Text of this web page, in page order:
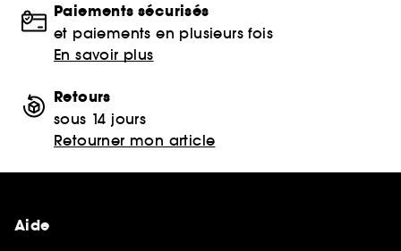
Paiements sécurisés
et paiements en plusieurs fois
En savoir plus
Retours
sous 14 jours
Retourner mon article
Aide